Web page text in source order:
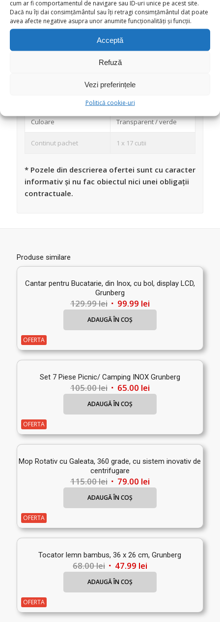
cum ar fi comportamentul de navigare sau ID-uri unice pe acest site.
Dacă nu îți dai consimțământul sau îți retragi consimțământul dat poate
avea afecte negative asupra unor anumite funcționalități și funcții.
Acceptă
Refuză
Vezi preferințele
Politică cookie-uri
DETALII GENERALE
1.8 litri 1.6 litri 600 ml 300
Plastic
Culoare Transparent / verde
Continut pachet 1 x 17 cutii
* Pozele din descrierea ofertei sunt cu caracter
informativ și nu fac obiectul nici unei obligații
contractuale.
Produse similare
Cantar pentru Bucatarie, din Inox, cu bol, display LCD,
Grunberg
129.99lei Prețul
inițial
129.99 lei.
99.99 leiPrețul
curent
este:
ADAUGĂ ÎN COȘ
OFERTA
Set 7 Piese Picnic/ Camping INOX Grunberg
105.00lei Prețul
inițial
105.00 lei.
65.00 leiPrețul
curent
este:
ADAUGĂ ÎN COȘ
OFERTA
Mop Rotativ cu Galeata, 360 grade, cu sistem inovativ de
centrifugare
115.00lei Prețul
inițial
115.00 lei.
79.00 leiPrețul
curent
este:
ADAUGĂ ÎN COȘ
OFERTA
Tocator lemn bambus, 36 x 26 cm, Grunberg
68.00lei Prețul
inițial
68.00 lei.
47.99 leiPrețul
curent
este:
ADAUGĂ ÎN COȘ
OFERTA